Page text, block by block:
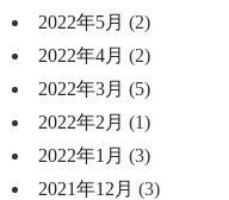
2022年5月 (2)
2022年4月 (2)
2022年3月 (5)
2022年2月 (1)
2022年1月 (3)
2021年12月 (3)